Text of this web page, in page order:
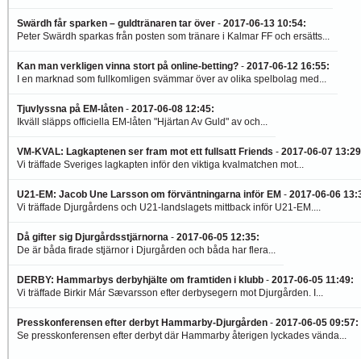
Swärdh får sparken – guldtränaren tar över - 2017-06-13 10:54:
Peter Swärdh sparkas från posten som tränare i Kalmar FF och ersätts...
Kan man verkligen vinna stort på online-betting? - 2017-06-12 16:55:
I en marknad som fullkomligen svämmar över av olika spelbolag med...
Tjuvlyssna på EM-låten - 2017-06-08 12:45:
Ikväll släpps officiella EM-låten "Hjärtan Av Guld" av och...
VM-KVAL: Lagkaptenen ser fram mot ett fullsatt Friends - 2017-06-07 13:29
Vi träffade Sveriges lagkapten inför den viktiga kvalmatchen mot...
U21-EM: Jacob Une Larsson om förväntningarna inför EM - 2017-06-06
Vi träffade Djurgårdens och U21-landslagets mittback inför U21-EM....
Då gifter sig Djurgårdsstjärnorna - 2017-06-05 12:35:
De är båda firade stjärnor i Djurgården och båda har flera...
DERBY: Hammarbys derbyhjälte om framtiden i klubb - 2017-06-05 11:49:
Vi träffade Birkir Már Sævarsson efter derbysegern mot Djurgården. I...
Presskonferensen efter derbyt Hammarby-Djurgården - 2017-06-05 09:57:
Se presskonferensen efter derbyt där Hammarby återigen lyckades vända...